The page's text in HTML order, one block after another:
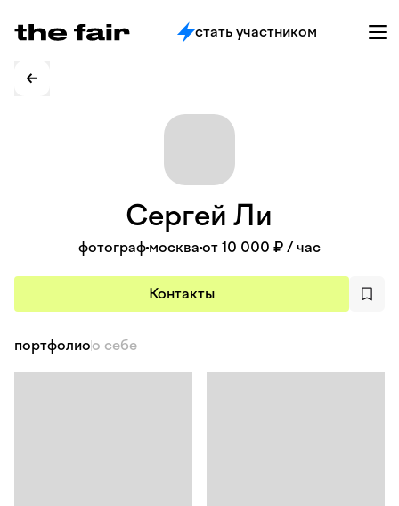
стать участником
Сергей Ли
фотограф москва от 10 000 ₽ / час
Контакты
портфолиоо себе